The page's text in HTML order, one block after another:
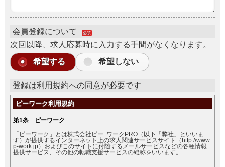
会員登録について 必須
次回以降、求人応募時に入力する手間がなくなります。
希望する 希望しない
登録は利用規約への同意が必要です
ピーワーク利用規約
第1条 ピーワーク
「ピーワーク」とは株式会社ピー･ワークPRO（以下「弊社」といいま
す）が提供するインターネット上の求人関連サービスサイト（http://www.
p-work.jp）およびこのサイトに付随するメールサービスなどの各種情報
提供サービス、その他の転職支援サービスの総称をいいます。